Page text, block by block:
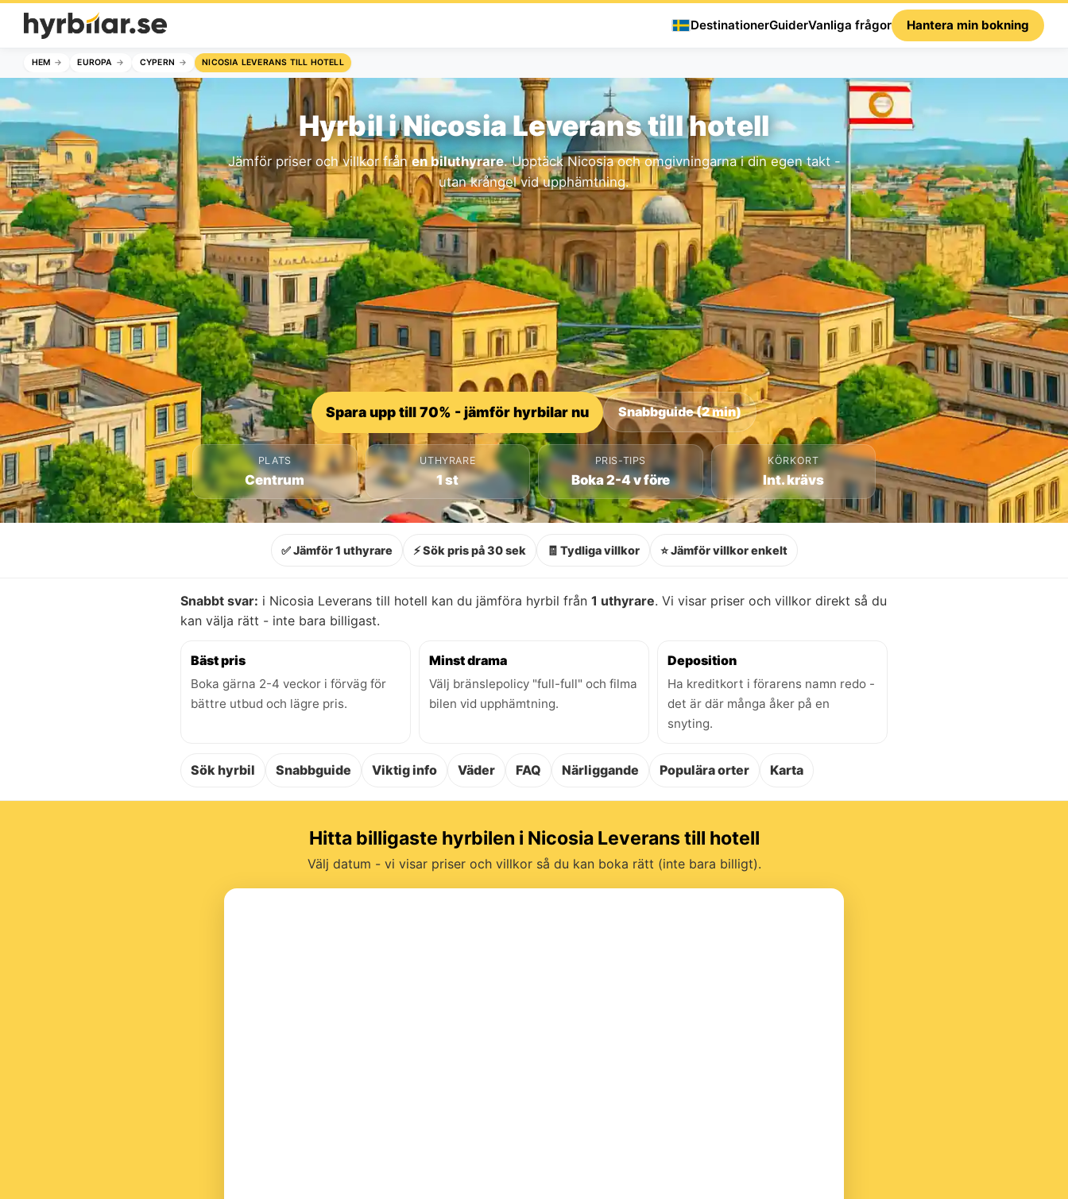
DestinationerGuiderVanliga frågor Hantera min bokning
HEM EUROPA CYPERN NICOSIA LEVERANS TILL HOTELL
Hyrbil i Nicosia Leverans till hotell
Jämför priser och villkor frånen biluthyrare. Upptäck Nicosia och omgivningarna i din egen takt -
utan krångel vid upphämtning.
Spara upp till 70% - jämför hyrbilar nu Snabbguide (2 min)
PLATS
Centrum
UTHYRARE
1 st
PRIS-TIPS
Boka 2-4 v före
KÖRKORT
Int. krävs
✅ Jämför 1 uthyrare ⚡ Sök pris på 30 sek 🧾 Tydliga villkor ⭐ Jämför villkor enkelt
Snabbt svar: i Nicosia Leverans till hotell kan du jämföra hyrbil från 1 uthyrare. Vi visar priser och villkor direkt så du
kan välja rätt - inte bara billigast.
Bäst pris
Boka gärna 2-4 veckor i förväg för
bättre utbud och lägre pris.
Minst drama
Välj bränslepolicy "full-full" och filma
bilen vid upphämtning.
Deposition
Ha kreditkort i förarens namn redo -
det är där många åker på en
snyting.
Sök hyrbil Snabbguide Viktig info Väder FAQ Närliggande Populära orter Karta
Hitta billigaste hyrbilen i Nicosia Leverans till hotell
Välj datum - vi visar priser och villkor så du kan boka rätt (inte bara billigt).